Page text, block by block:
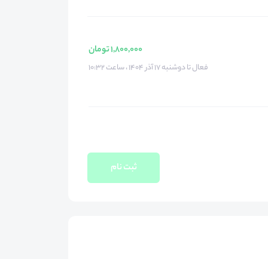
1,800,000 تومان
فعال تا دوشنبه ۱۷ آذر ۱۴۰۴ ، ساعت ۱۰:۳۲
ثبت نام